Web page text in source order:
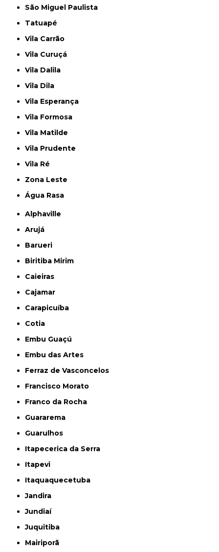
São Miguel Paulista
Tatuapé
Vila Carrão
Vila Curuçá
Vila Dalila
Vila Dila
Vila Esperança
Vila Formosa
Vila Matilde
Vila Prudente
Vila Ré
Zona Leste
Água Rasa
Alphaville
Arujá
Barueri
Biritiba Mirim
Caieiras
Cajamar
Carapicuíba
Cotia
Embu Guaçú
Embu das Artes
Ferraz de Vasconcelos
Francisco Morato
Franco da Rocha
Guararema
Guarulhos
Itapecerica da Serra
Itapevi
Itaquaquecetuba
Jandira
Jundiaí
Juquitiba
Mairiporã